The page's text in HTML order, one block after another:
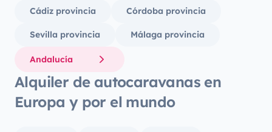
Cádiz provincia Córdoba provincia
Sevilla provincia Málaga provincia
Andalucía
Alquiler de autocaravanas en
Europa y por el mundo